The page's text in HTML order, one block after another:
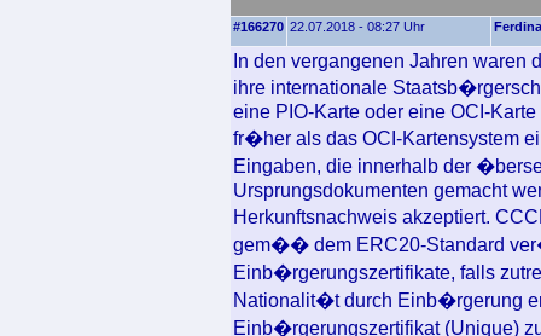
#166270 22.07.2018 - 08:27 Uhr
In den vergangenen Jahren waren
ihre internationale
eine PIO-Karte oder eine OCI-
fr�her als das OCI-Kartensystem
Eingaben, die innerhalb der
Ursprungsdokumenten gemacht
Herkunftsnachweis akzeptiert.
gem�� dem ERC20-Standard
Einb�rgerungszertifikate, falls
Nationalit�t durch Einb�rgerung
Einb�rgerungszertifikat (Unique)